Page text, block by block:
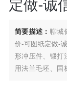
定做-诚
简要描述： 聊城
价-可图纸定做-
形冲压件、锻打
用法兰毛坯、国